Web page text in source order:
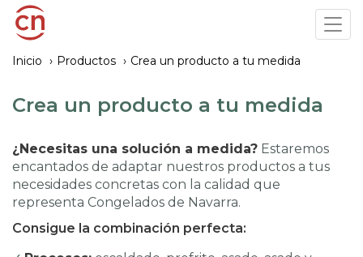
Pasar
principal
Inicio Productos Crea un producto a tu medida
Crea un producto a tu medida
¿Necesitas una solución a medida? Estaremos
encantados de adaptar nuestros productos a tus
necesidades concretas con la calidad que
representa Congelados de Navarra.
Consigue la combinación perfecta: